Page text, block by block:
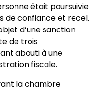
était poursuivie
de confiance et recel.
d’une sanction
de trois
abouti à une
fiscale.
la chambre